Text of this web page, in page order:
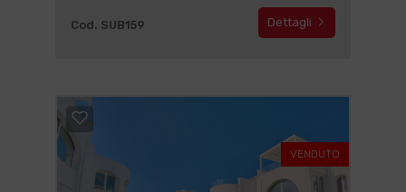
Cod. SUB159 Dettagli
VENDUTO